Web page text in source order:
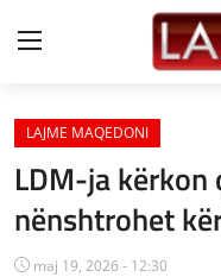
Shtëpi
LAJME MAQEDONI
SHQIPERI
LAJME MAQEDONI
LDM-ja kërkon
nënshtrohet
maj 19, 2026 - 12:30